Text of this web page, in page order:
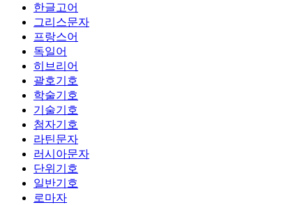
한글고어
그리스문자
프랑스어
독일어
히브리어
괄호기호
학술기호
기술기호
첨자기호
라틴문자
러시아문자
단위기호
일반기호
로마자